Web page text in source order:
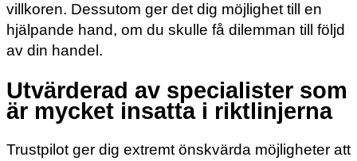
villkoren. Dessutom ger det dig möjlighet till en
hjälpande hand, om du skulle få dilemman till följd
av din handel.
Utvärderad av specialister som
är mycket insatta i riktlinjerna
Trustpilot ger dig extremt önskvärda möjligheter att